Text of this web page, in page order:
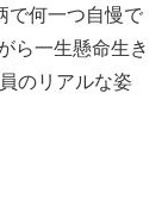
で何一つ自慢で
ら一生懸命生き
のリアルな姿